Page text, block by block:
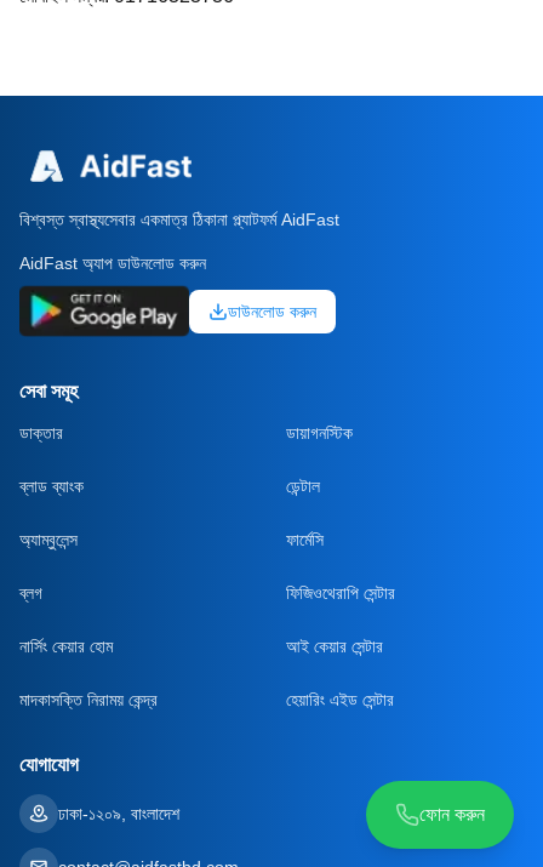
ফোন করুন
বিশ্বস্ত স্বাস্থ্যসেবার একমাত্র ঠিকানা প্ল্যাটফর্ম AidFast
AidFast অ্যাপ ডাউনলোড করুন
ডাউনলোড করুন
সেবা সমূহ
ডাক্তার ডায়াগনস্টিক
ব্লাড ব্যাংক ডেন্টাল
অ্যাম্বুলেন্স ফার্মেসি
ব্লগ ফিজিওথেরাপি সেন্টার
নার্সিং কেয়ার হোম আই কেয়ার সেন্টার
মাদকাসক্তি নিরাময় কেন্দ্র হেয়ারিং এইড সেন্টার
যোগাযোগ
ঢাকা-১২০৯, বাংলাদেশ